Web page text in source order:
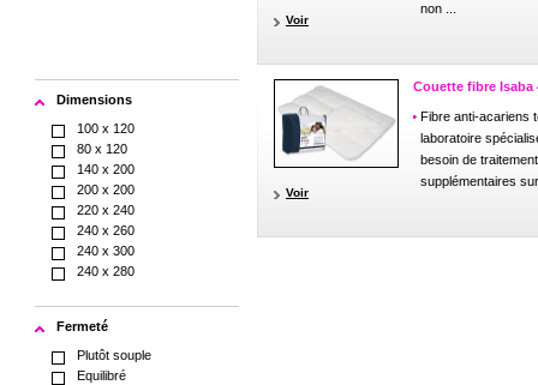
Dimensions
100 x 120
80 x 120
140 x 200
200 x 200
220 x 240
240 x 260
240 x 300
240 x 280
Fermeté
Plutôt souple
Equilibré
Voir
non ...
Voir
Couette fibre Isaba
Fibre anti-acariens
laboratoire
besoin de
supplémentaires